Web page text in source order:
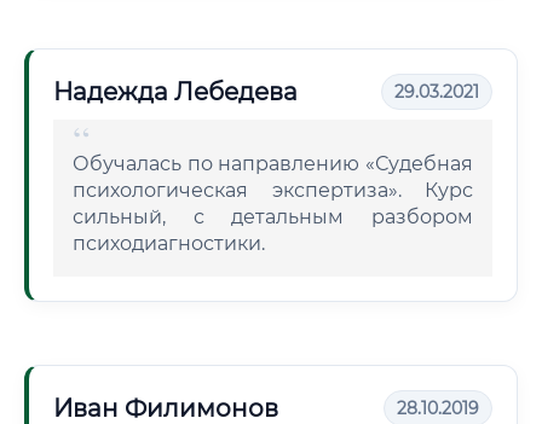
Надежда Лебедева 29.03.2021
Обучалась по направлению «Судебная
психологическая экспертиза». Курс
сильный, с детальным разбором
психодиагностики.
Иван Филимонов 28.10.2019